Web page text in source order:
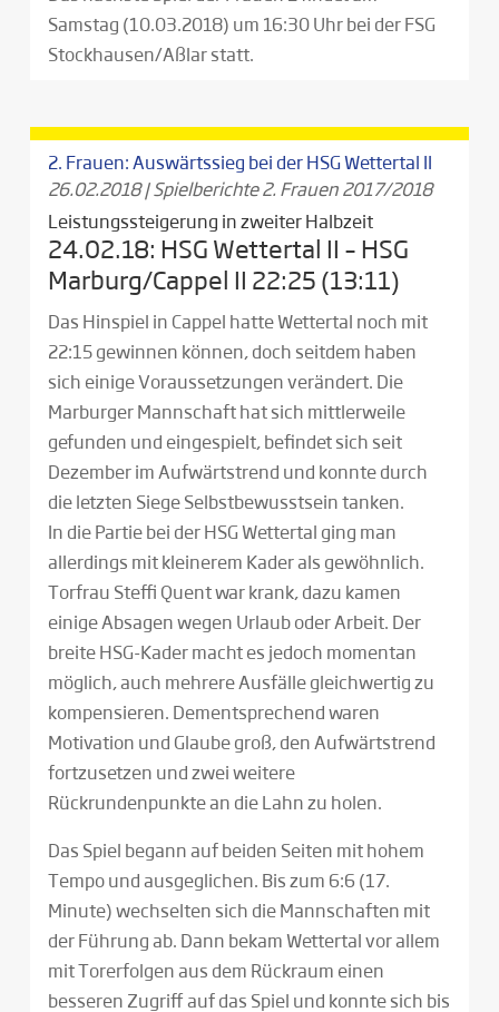
Samstag (10.03.2018) um 16:30 Uhr bei der FSG
Stockhausen/Aßlar statt.
2. Frauen: Auswärtssieg bei der HSG Wettertal II
26.02.2018|Spielberichte 2. Frauen 2017/2018
Leistungssteigerung in zweiter Halbzeit
24.02.18: HSG Wettertal II – HSG
Marburg/Cappel II 22:25 (13:11)
Das Hinspiel in Cappel hatte Wettertal noch mit
22:15 gewinnen können, doch seitdem haben
sich einige Voraussetzungen verändert. Die
Marburger Mannschaft hat sich mittlerweile
gefunden und eingespielt, befindet sich seit
Dezember im Aufwärtstrend und konnte durch
die letzten Siege Selbstbewusstsein tanken.
In die Partie bei der HSG Wettertal ging man
allerdings mit kleinerem Kader als gewöhnlich.
Torfrau Steffi Quent war krank, dazu kamen
einige Absagen wegen Urlaub oder Arbeit. Der
breite HSG-Kader macht es jedoch momentan
möglich, auch mehrere Ausfälle gleichwertig zu
kompensieren. Dementsprechend waren
Motivation und Glaube groß, den Aufwärtstrend
fortzusetzen und zwei weitere
Rückrundenpunkte an die Lahn zu holen.
Das Spiel begann auf beiden Seiten mit hohem
Tempo und ausgeglichen. Bis zum 6:6 (17.
Minute) wechselten sich die Mannschaften mit
der Führung ab. Dann bekam Wettertal vor allem
mit Torerfolgen aus dem Rückraum einen
besseren Zugriff auf das Spiel und konnte sich bis